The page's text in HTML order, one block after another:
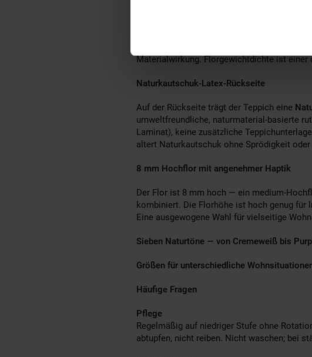
Mit 3000 g/m² Florgewichtdichte gehört
Materialwirkung. Florgewichtdichte ist
Naturkautschuk-Latex-Rückseite
Auf der Rückseite trägt der Teppich eine
umweltfreundliche, naturmaterial-basierte
Laminat), keine zusätzliche
altert Naturkautschuk ohne Sprödigkeit oder
8 mm Hochflor mit angenehmer Haptik
Der Flor ist 8 mm hoch — ein medium-
kombiniert. Die Florhöhe ist hoch genug für
Eine ausgewogene Wahl für vielseitige
Sieben Naturtöne — von Cremeweiß bis
Größen für unterschiedliche
Häufige Fragen
Pflege
Regelmäßig auf niedriger Stufe ohne
abtupfen, nicht reiben. Nicht waschen; bei